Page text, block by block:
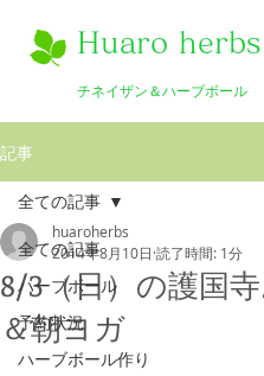
Huaro herbs
チネイザン＆ハーブボール
記事
全ての記事
ハーブボール
予約状況
ハーブボール作り
全ての記事
8/3（日）の護国
＆朝ヨガ
huaroherbs
2014年8月10日 読了時間: 1分